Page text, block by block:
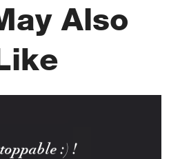
Also
:) !